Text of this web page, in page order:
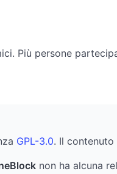
Più persone
GPL-3.0. Il
non ha alcuna